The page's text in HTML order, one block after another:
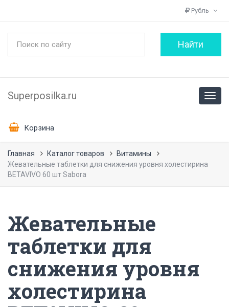
Рубль
Superposilka.ru
Корзина
Главная Каталог товаров
Витамины
Жевательные таблетки для снижения уровня холестирина
BETAVIVO 60 шт Sabora
Жевательные
таблетки для
снижения уровня
холестирина